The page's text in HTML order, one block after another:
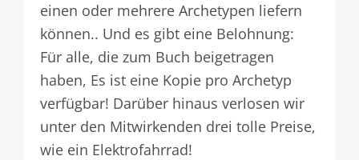
einen oder mehrere Archetypen liefern
können.. Und es gibt eine Belohnung:
Für alle, die zum Buch beigetragen
haben, Es ist eine Kopie pro Archetyp
verfügbar! Darüber hinaus verlosen wir
unter den Mitwirkenden drei tolle Preise,
wie ein Elektrofahrrad!